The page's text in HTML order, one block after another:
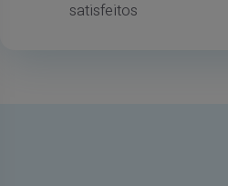
satisfeitos